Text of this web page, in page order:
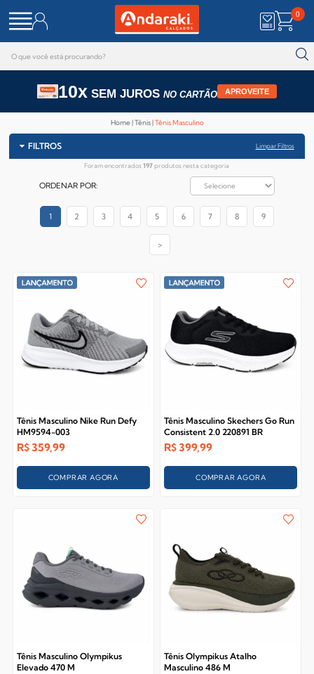
0
10x SEM JUROS NO CARTÃO APROVEITE
Home Tênis Tênis Masculino
FILTROS Limpar Filtros
Foram encontrados197produtos nesta categoria
ORDENAR POR:
1 2 3 4 5 6 7 8 9
>
Tênis Masculino Nike Run Defy
HM9594-003
R$ 359,99
COMPRAR AGORA
Tênis Masculino Skechers Go Run
Consistent 2.0 220891 BR
R$ 399,99
COMPRAR AGORA
Tênis Masculino Olympikus
Elevado 470 M
Tênis Olympikus Atalho
Masculino 486 M